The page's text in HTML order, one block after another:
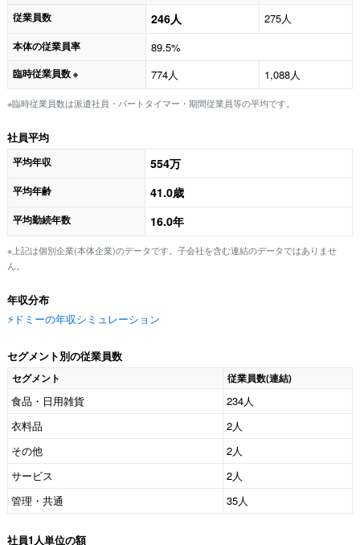
従業員数
246人 275人
本体の従業員率 89.5%
臨時従業員数 ※ 774人 1,088人
※臨時従業員数は派遣社員・パートタイマー・期間従業員等の平均です。
社員平均
平均年収 554万
平均年齢 41.0歳
平均勤続年数 16.0年
※上記は個別企業(本体企業)のデータです。子会社を含む連結のデータではありませ
ん。
年収分布
⚡️ドミーの年収シミュレーション
セグメント別の従業員数
セグメント 従業員数(連結)
食品・日用雑貨
234人
衣料品
2人
その他
2人
サービス
2人
管理・共通
35人
社員1人単位の額